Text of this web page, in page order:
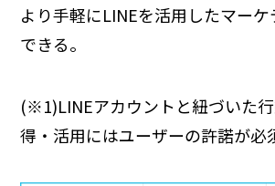
より手軽にLINEを活用したマー
できる。
(※1)LINEアカウントと紐づいた
得・活用にはユーザーの許諾が必